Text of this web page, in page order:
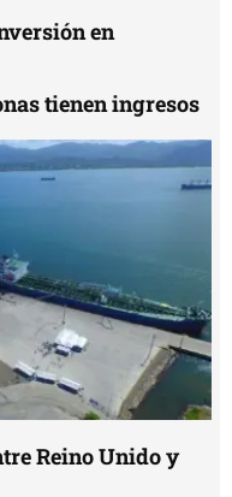
en
tienen ingresos
Reino Unido y